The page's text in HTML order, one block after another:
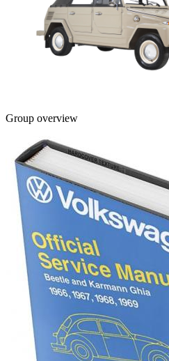
Group overview